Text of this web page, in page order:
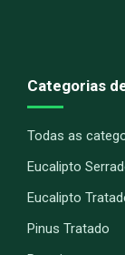
Categorias
Todas as
Eucalipto
Eucalipto
Pinus Tratado